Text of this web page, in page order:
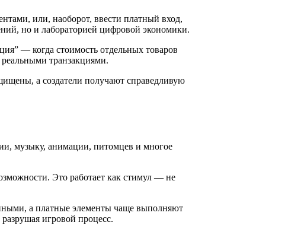
или, наоборот, ввести платный вход,
но и лабораторией цифровой экономики.
— когда стоимость отдельных товаров
транзакциями.
а создатели получают справедливую
музыку, анимации, питомцев и многое
Это работает как стимул — не
а платные элементы чаще выполняют
игровой процесс.